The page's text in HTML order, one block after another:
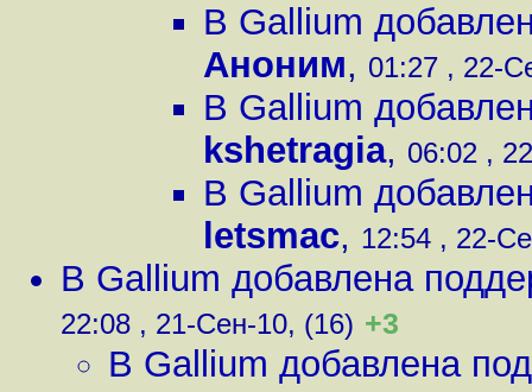
В Gallium
Аноним, 01:27 , 22-
В Gallium
kshetragia, 06:02 ,
В Gallium
letsmac, 12:54 , 22-
В Gallium добавлена
22:08 , 21-Сен-10, (16) +3
В Gallium добавлена